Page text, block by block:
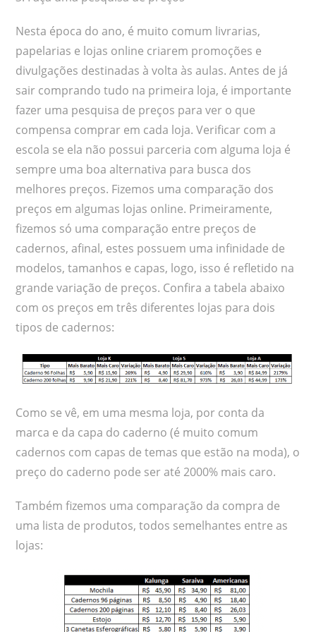
Nesta época do ano, é muito comum livrarias,
papelarias e lojas online criarem promoções e
divulgações destinadas à volta às aulas. Antes de já
sair comprando tudo na primeira loja, é importante
fazer uma pesquisa de preços para ver o que
compensa comprar em cada loja. Verificar com a
escola se ela não possui parceria com alguma loja é
sempre uma boa alternativa para busca dos
melhores preços. Fizemos uma comparação dos
preços em algumas lojas online. Primeiramente,
fizemos só uma comparação entre preços de
cadernos, afinal, estes possuem uma infinidade de
modelos, tamanhos e capas, logo, isso é refletido na
grande variação de preços. Confira a tabela abaixo
com os preços em três diferentes lojas para dois
tipos de cadernos:
Como se vê, em uma mesma loja, por conta da
marca e da capa do caderno (é muito comum
cadernos com capas de temas que estão na moda), o
preço do caderno pode ser até 2000% mais caro.
Também fizemos uma comparação da compra de
uma lista de produtos, todos semelhantes entre as
lojas: